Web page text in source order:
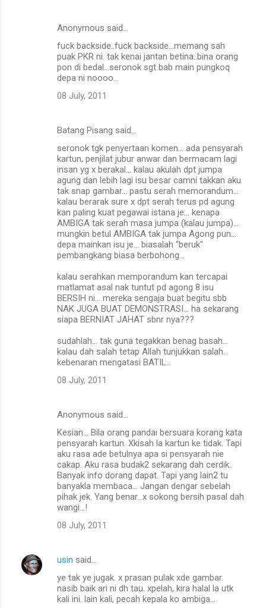
Anonymous said…
fuck backside..fuck backside...memang sah
puak PKR ni. tak kenai jantan betina..bina orang
pon di bedal...seronok sgt bab main pungkoq
depa ni noooo...
08 July, 2011
Batang Pisang said…
seronok tgk penyertaan komen... ada pensyarah
kartun, penjilat jubur anwar dan bermacam lagi
insan yg x berakal... kalau akulah dpt jumpa
agung dan lebih lagi isu besar camni takkan aku
tak snap gambar... pastu serah memorandum...
kalau berarak sure x dpt serah terus pd agung
kan paling kuat pegawai istana je... kenapa
AMBIGA tak serah masa jumpa (kalau jumpa)...
mungkin betul AMBIGA tak jumpa Agong pun...
depa mainkan isu je... biasalah "beruk"
pembangkang biasa berbohong...
kalau serahkan memporandum kan tercapai
matlamat asal nak tuntut pd agong 8 isu
BERSIH ni... mereka sengaja buat begitu sbb
NAK JUGA BUAT DEMONSTRASI... ha sekarang
siapa BERNIAT JAHAT sbnr nya???
sudahlah... tak guna tegakkan benag basah...
kalau dah salah tetap Allah tunjukkan salah...
kebenaran mengatasi BATIL...
08 July, 2011
Anonymous said…
Kesian... Bila orang pandai bersuara korang kata
pensyarah kartun. Xkisah la kartun ke tidak. Tapi
aku rasa ade betulnya apa si pensyarah nie
cakap. Aku rasa budak2 sekarang dah cerdik.
Banyak info dorang dapat. Tapi yang lain2 tu
banyakla membaca... Jangan dengar sebelah
pihak jek. Yang benar...x sokong bersih pasal dah
wangi...!
08 July, 2011
usin said…
ye tak ye jugak. x prasan pulak xde gambar.
nasib baik ari ni dh tau. xpelah, kira halal la utk
kali ini. lain kali, pecah kepala ko ambiga...